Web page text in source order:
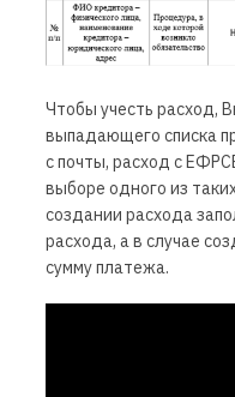
Чтобы учесть расход,
выпадающего списка
с почты, расход с
выборе одного из
создании расхода
расхода, а в случае
сумму платежа.